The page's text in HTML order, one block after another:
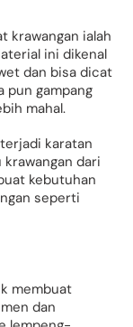
krawangan ialah
ini dikenal
dan bisa dicat
pun gampang
mahal.
karatan
dari
kebutuhan
seperti
membuat
dan